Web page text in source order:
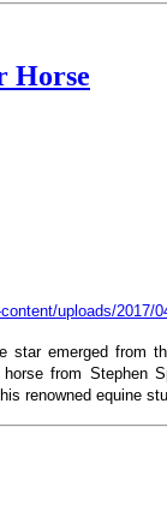
Horse
uploads/2017/
star emerged from
from Stephen
renowned equine